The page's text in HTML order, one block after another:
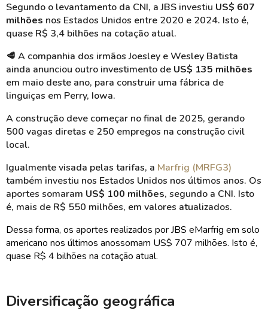
Segundo o levantamento da CNI, a JBS investiu US$ 607
milhões nos Estados Unidos entre 2020 e 2024. Isto é,
quase R$ 3,4 bilhões na cotação atual.
🥩 A companhia dos irmãos Joesley e Wesley Batista
ainda anunciou outro investimento de US$ 135 milhões
em maio deste ano, para construir uma fábrica de
linguiças em Perry, Iowa.
A construção deve começar no final de 2025, gerando
500 vagas diretas e 250 empregos na construção civil
local.
Igualmente visada pelas tarifas, a Marfrig (MRFG3)
também investiu nos Estados Unidos nos últimos anos. Os
aportes somaram US$ 100 milhões, segundo a CNI. Isto
é, mais de R$ 550 milhões, em valores atualizados.
Dessa forma, os aportes realizados por JBS eMarfrig em solo
americano nos últimos anossomam US$ 707 milhões. Isto é,
quase R$ 4 bilhões na cotação atual.
Diversificação geográfica